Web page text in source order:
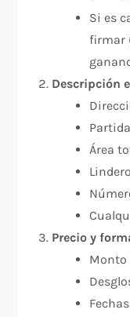
Si es
firmar
Descripción
Área
Precio y
Monto